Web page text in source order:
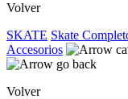
Volver
SKATE Skate
Accesorios
Volver